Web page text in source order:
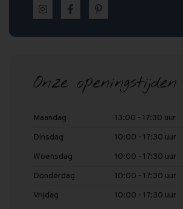
Onze openingstijden
Maandag
13:00 - 17:30 uur
Dinsdag
10:00 - 17:30 uur
Woensdag
10:00 - 17:30 uur
Donderdag
10:00 - 17:30 uur
Vrijdag
10:00 - 17:30 uur